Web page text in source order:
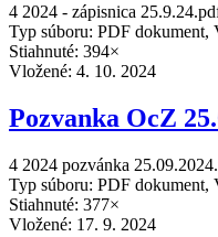
4 2024 - zápisnica
Typ súboru: PDF
Stiahnuté: 394×
Vložené: 4. 10. 2024
Pozvanka OcZ
4 2024 pozvánka
Typ súboru: PDF
Stiahnuté: 377×
Vložené: 17. 9. 2024